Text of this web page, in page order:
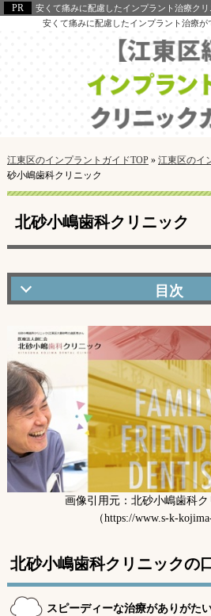
安くて痛みに配慮したインプラント治療ク
安くて痛みに配慮したインプラント治療が
江東区のインプラントガイドTOP» 江東区のイ
砂小嶋歯科クリニック
北砂小嶋歯科クリニック
北砂小嶋歯科クリニックの特徴
北砂小嶋歯科クリニックの医師
北砂小嶋歯科クリニックの特徴ま
基本情報
画像引用元：北砂小嶋歯科
（https://www.s-k-
北砂小嶋歯科クリニックの
スピーディーな治療がありがた